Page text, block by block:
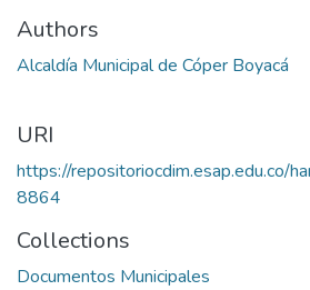
Authors
Alcaldía Municipal de Cóper Boyacá
URI
https://repositoriocdim.esap.edu.co/
8864
Collections
Documentos Municipales